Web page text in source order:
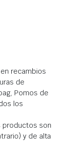
recambios
de
Pomos de
los
productos son
y de alta